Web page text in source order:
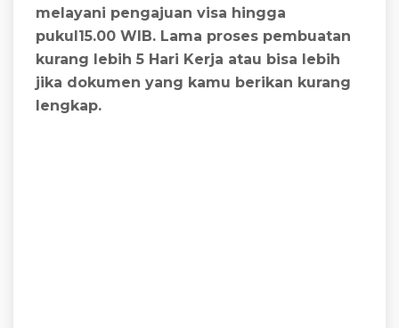
melayani pengajuan visa hingga
pukul15.00 WIB. Lama proses pembuatan
kurang lebih 5 Hari Kerja atau bisa lebih
jika dokumen yang kamu berikan kurang
lengkap.